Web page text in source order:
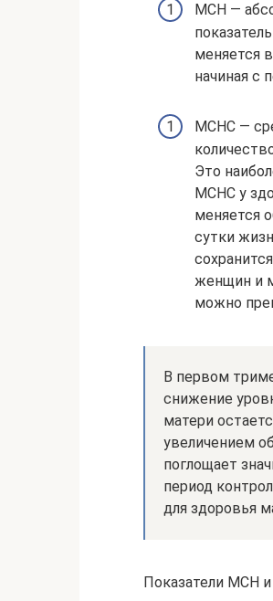
MCH —
меняется
начиная с
MCHC —
Это
MCHC у
меняется
сутки
женщин и
можно
В первом
снижение
матери
увеличением
поглощает
период
для здоровья
Показатели MCH